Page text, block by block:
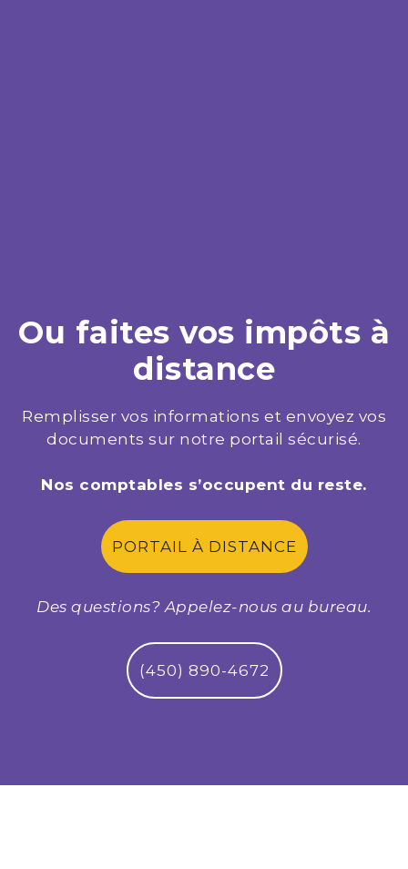
Ou faites vos impôts à
distance
Remplisser vos informations et envoyez vos
documents sur notre portail sécurisé.
Nos comptables s’occupent du reste.
PORTAIL À DISTANCE
Des questions? Appelez-nous au bureau.
(450) 890-4672